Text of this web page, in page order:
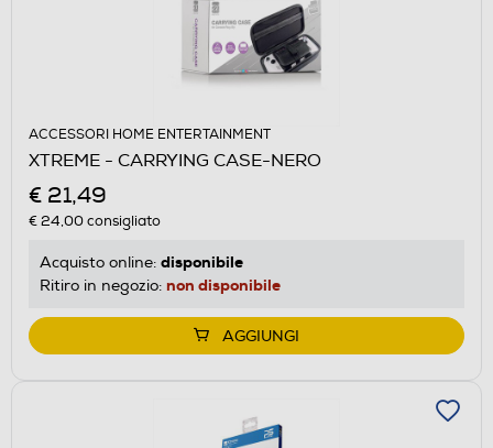
ACCESSORI HOME ENTERTAINMENT
XTREME - CARRYING CASE-NERO
€ 21,49
€ 24,00consigliato
Acquisto online: disponibile
Ritiro in negozio: non disponibile
AGGIUNGI